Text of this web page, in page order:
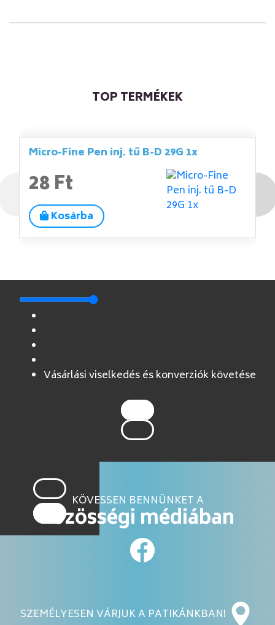
TOP TERMÉKEK
Micro-Fine Pen inj. tű B-D 29G 1x
28 Ft
Kosárba
Vásárlási viselkedés és konverziók követése
KÖVESSEN BENNÜNKET A
közösségi médiában
SZEMÉLYESEN VÁRJUK A PATIKÁNKBAN!